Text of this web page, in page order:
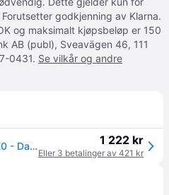
godkjenning av Klarna.
og maksimalt kjøpsbeløp er 150
AB (publ), Sveavägen 46, 111
0431. Se vilkår og andre
Tefal Ultimate Pure FV9844E0 - Dampstrykejern med automatisk slukking - såleplate: Durilium AirGlide Autoclean - 3200 W - maldives 1 222 kr
Eller 3 betalinger av 421 kr